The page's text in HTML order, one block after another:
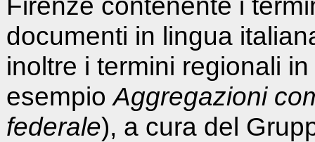
documenti in lingua
inoltre i termini regionali
esempioAggregazioni
federale), a cura del